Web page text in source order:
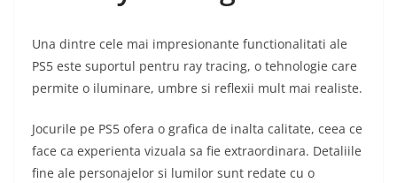
Una dintre cele mai impresionante functionalitati ale
PS5 este suportul pentru ray tracing, o tehnologie care
permite o iluminare, umbre si reflexii mult mai realiste.
Jocurile pe PS5 ofera o grafica de inalta calitate, ceea ce
face ca experienta vizuala sa fie extraordinara. Detaliile
fine ale personajelor si lumilor sunt redate cu o